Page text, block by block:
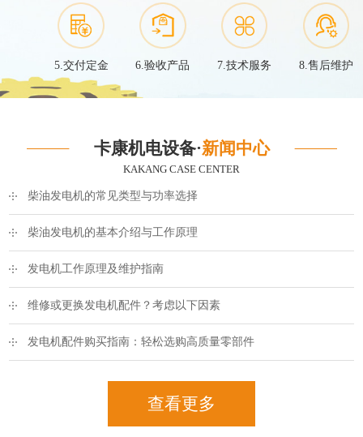
5.交付定金 6.验收产品 7.技术服务 8.售后维护
卡康机电设备·新闻中心
KAKANG CASE CENTER
柴油发电机的常见类型与功率选择
柴油发电机的基本介绍与工作原理
发电机工作原理及维护指南
维修或更换发电机配件？考虑以下因素
发电机配件购买指南：轻松选购高质量零部件
查看更多